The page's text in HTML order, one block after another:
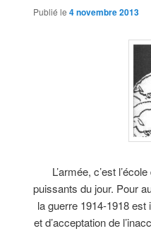
Publié le 4 novembre 2013
L’armée, c’est
puissants du jour. Pour
la guerre 1914-1918
et d’acceptation de